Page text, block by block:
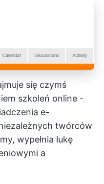
się czymś
szkoleń online -
e-
twórców
wypełnia lukę
a